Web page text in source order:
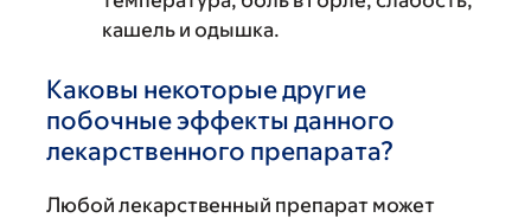
кашель и одышка.
Каковы некоторые другие
побочные эффекты данного
лекарственного препарата?
Любой лекарственный препарат может